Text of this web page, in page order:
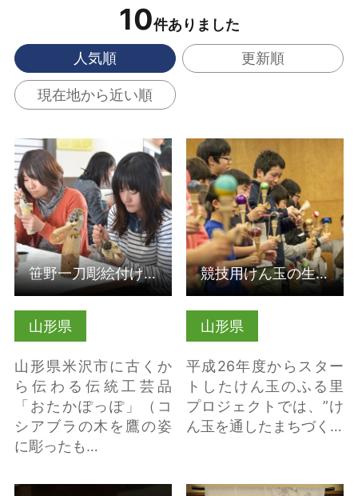
10件ありました
人気順 更新順
現在地から近い順
山形県
山形県米沢市に古くか
ら伝わる伝統工芸品
「おたかぽっぽ」（コ
シアブラの木を鷹の姿
に彫ったも…
笹野一刀彫絵付け体験
の詳細はこちら
笹野一刀彫絵付け体験
山形県
平成26年度からスター
トしたけん玉のふる里
プロジェクトでは、”け
ん玉を通したまちづく…
競技用けん玉の生産量
日本一！ 長井けん玉
のふる里プロジェクト
の詳細はこちら
競技用けん玉の生産量日本一！ 長井けん玉のふる里プロジェクト